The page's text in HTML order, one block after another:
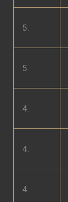
5.
5.
4.
4.
4.